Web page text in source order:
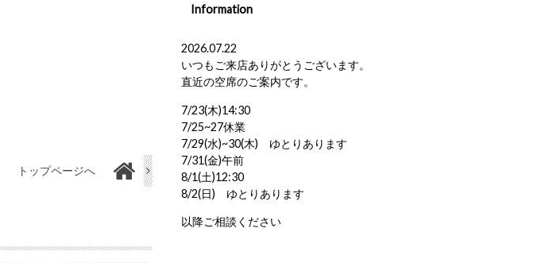
トップページへ
Information
2026.07.22
いつもご来店ありがとうございます。
直近の空席のご案内です。
7/23(木)14:30
7/25~27休業
7/29(水)~30(木) ゆとりあります
7/31(金)午前
8/1(土)12:30
8/2(日) ゆとりあります
以降ご相談ください